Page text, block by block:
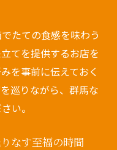
旅を充実させるコ
たての食感を味わう
てを提供するお店を
を事前に伝えておく
巡りながら、群馬な
い。
なす至福の時間